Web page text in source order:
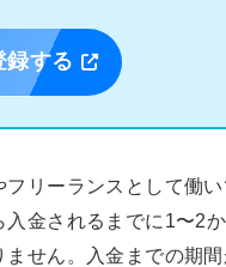
録する
フリーランスとして働
入金されるまでに1〜2
ません。入金までの期